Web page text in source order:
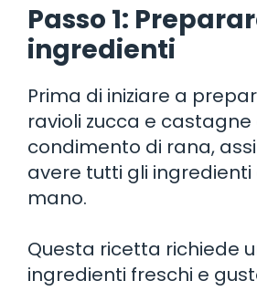
Passo 1:
ingredienti
Prima di iniziare a
ravioli zucca e castagne
condimento di rana,
avere tutti gli
mano.
Questa ricetta richiede
ingredienti freschi e